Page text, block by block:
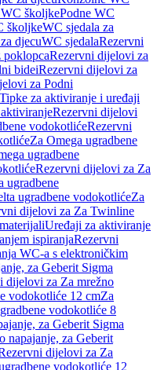
školjkePodne WC
školjkeWC sjedala za
djecuWC sjedalaRezervni
poklopcaRezervni dijelovi za
bideiRezervni dijelovi za
za Podni
Tipke za aktiviranje i uređaji
Rezervni dijelovi
vodokotlićeRezervni
Za Omega ugradbene
ugradbene
Rezervni dijelovi za Za
ugradbene
ugradbene vodokotlićeZa
dijelovi za Za Twinline
Uređaji za aktiviranje
ispiranjaRezervni
WC-a s elektroničkim
za Geberit Sigma
dijelovi za Za mrežno
vodokotliće 12 cmZa
vodokotliće 8
za Geberit Sigma
napajanje, za Geberit
dijelovi za Za
vodokotliće 12